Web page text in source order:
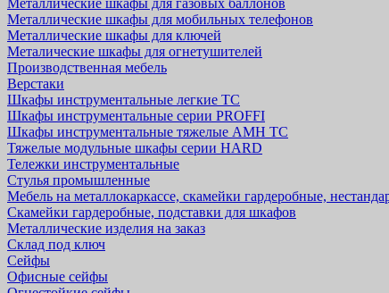
Металлические шкафы для газовых баллонов
Металлические шкафы для мобильных телефонов
Металлические шкафы для ключей
Металические шкафы для огнетушителей
Производственная мебель
Верстаки
Шкафы инструментальные легкие ТС
Шкафы инструментальные серии PROFFI
Шкафы инструментальные тяжелые AMH TC
Тяжелые модульные шкафы серии HARD
Тележки инструментальные
Стулья промышленные
Мебель на металлокаркассе, скамейки гардеробные,
Скамейки гардеробные, подставки для шкафов
Металлические изделия на заказ
Склад под ключ
Сейфы
Офисные сейфы